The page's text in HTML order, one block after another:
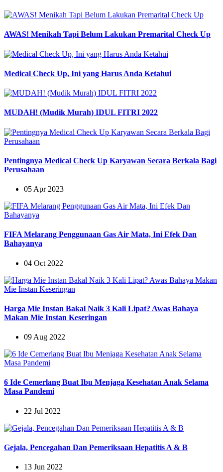
AWAS! Menikah Tapi Belum Lakukan Premarital Check Up
Medical Check Up, Ini yang Harus Anda Ketahui
MUDAH! (Mudik Murah) IDUL FITRI 2022
Pentingnya Medical Check Up Karyawan Secara Berkala Bagi
Perusahaan
05 Apr 2023
FIFA Melarang Penggunaan Gas Air Mata, Ini Efek Dan
Bahayanya
04 Oct 2022
Harga Mie Instan Bakal Naik 3 Kali Lipat? Awas Bahaya
Makan Mie Instan Keseringan
09 Aug 2022
6 Ide Cemerlang Buat Ibu Menjaga Kesehatan Anak Selama
Masa Pandemi
22 Jul 2022
Gejala, Pencegahan Dan Pemeriksaan Hepatitis A & B
13 Jun 2022